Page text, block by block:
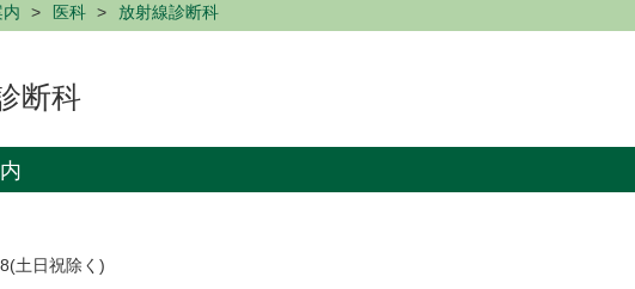
医科 放射線診断科
断科
土日祝除く)